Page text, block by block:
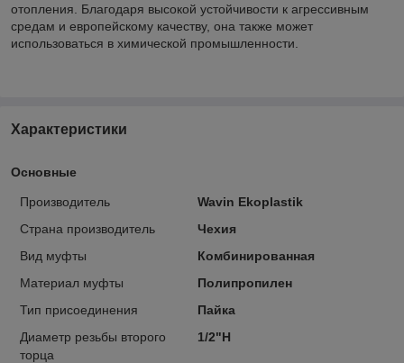
отопления. Благодаря высокой устойчивости к агрессивным
средам и европейскому качеству, она также может
использоваться в химической промышленности.
Характеристики
Основные
Производитель
Wavin Ekoplastik
Страна производитель
Чехия
Вид муфты
Комбинированная
Материал муфты
Полипропилен
Тип присоединения
Пайка
Диаметр резьбы второго
торца
1/2"Н